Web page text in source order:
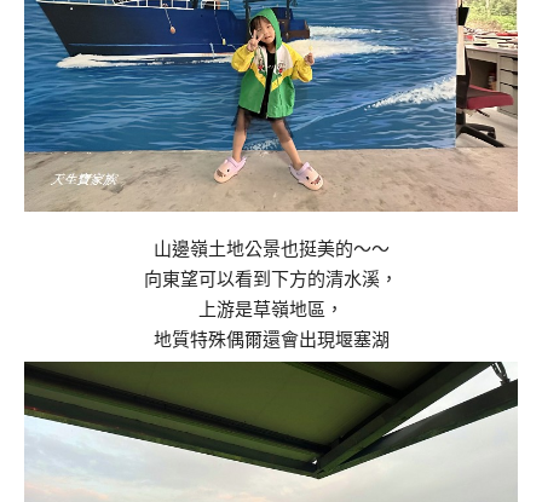
山邊嶺土地公景也挺美的～～
向東望可以看到下方的清水溪，
上游是草嶺地區，
地質特殊偶爾還會出現堰塞湖